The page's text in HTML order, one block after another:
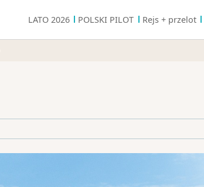
LATO 2026 POLSKI PILOT Rejs + przelot